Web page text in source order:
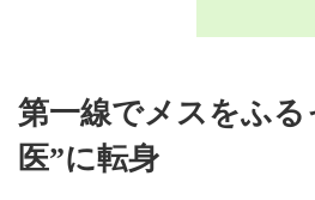
第一線でメスをふ
医”に転身